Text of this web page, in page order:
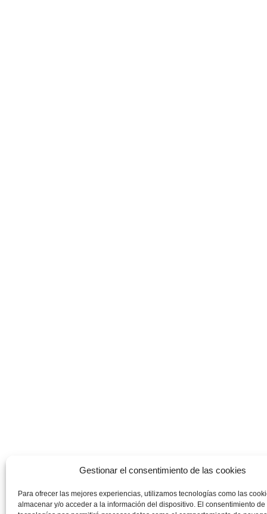
Gestionar el consentimiento de las cookies
Para ofrecer las mejores experiencias, utilizamos tecnologías como las
almacenar y/o acceder a la información del dispositivo. El consentimiento de